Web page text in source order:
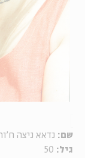
שם: נדאא ניצה
גיל: 50